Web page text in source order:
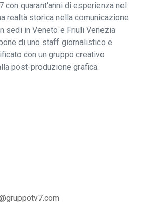
con quarant'anni di esperienza nel
realtà storica nella comunicazione
sedi in Veneto e Friuli Venezia
di uno staff giornalistico e
con un gruppo creativo
post-produzione grafica.